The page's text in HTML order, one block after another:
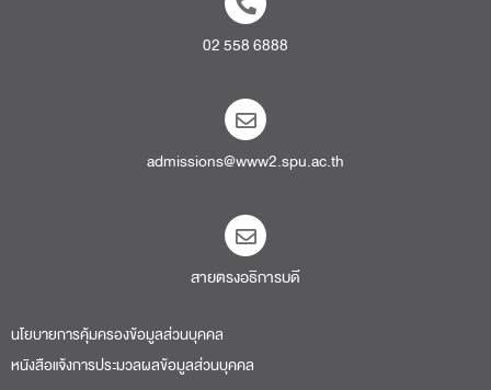
02 558 6888
admissions@www2.spu.ac.th
สายตรงอธิการบดี​
นโยบายการคุ้มครองข้อมูลส่วนบุคคล
หนังสือแจ้งการประมวลผลข้อมูลส่วนบุคคล